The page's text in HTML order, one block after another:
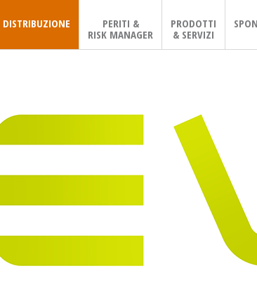
DISTRIBUZIONE
PERITI &
RISK MANAGER
PRODOTTI
& SERVIZI